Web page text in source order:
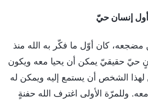
إنسان حيّ
مضجعه، كان أوّل ما فكّر به الله منذ
حيّ حقيقيّ يمكن أن يحيا معه ويكون
لهذا الشخص أن يستمع إليه ويمكن له
وللمرّة الأولى اغترف الله حفنةٍ